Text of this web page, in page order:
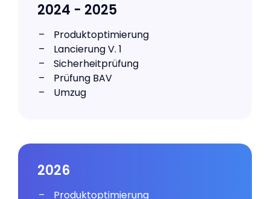
2024 - 2025
Produktoptimierung
Lancierung V. 1
Sicherheitprüfung
Prüfung BAV
Umzug
2026
Produktoptimierung